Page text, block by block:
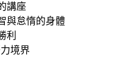
講座
與怠惰的身體
利
境界